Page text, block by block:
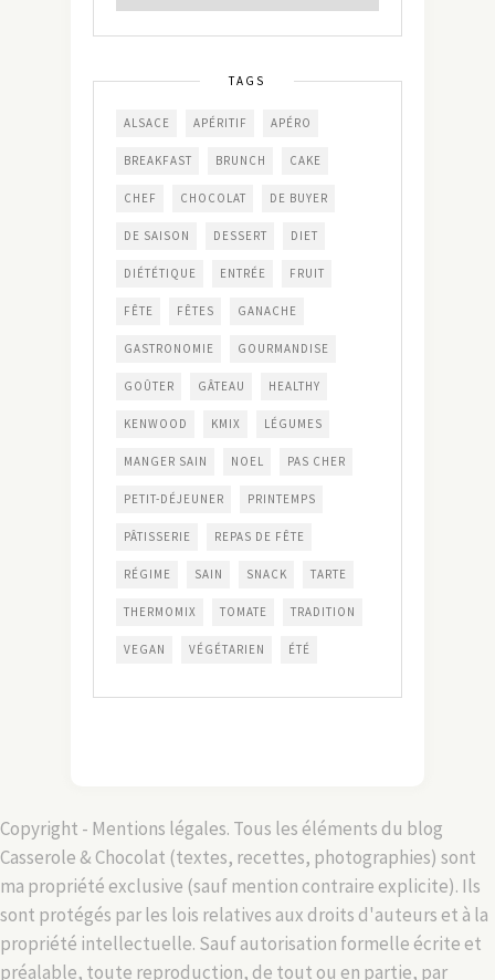
TAGS
ALSACE APÉRITIF APÉRO
BREAKFAST BRUNCH CAKE
CHEF CHOCOLAT DE BUYER
DE SAISON DESSERT DIET
DIÉTÉTIQUE ENTRÉE FRUIT
FÊTE FÊTES GANACHE
GASTRONOMIE GOURMANDISE
GOÛTER GÂTEAU HEALTHY
KENWOOD KMIX LÉGUMES
MANGER SAIN NOEL PAS CHER
PETIT-DÉJEUNER PRINTEMPS
PÂTISSERIE REPAS DE FÊTE
RÉGIME SAIN SNACK TARTE
THERMOMIX TOMATE TRADITION
VEGAN VÉGÉTARIEN ÉTÉ
Copyright - Mentions légales. Tous les éléments du blog
Casserole & Chocolat (textes, recettes, photographies) sont
ma propriété exclusive (sauf mention contraire explicite). Ils
sont protégés par les lois relatives aux droits d'auteurs et à la
propriété intellectuelle. Sauf autorisation formelle écrite et
préalable, toute reproduction, de tout ou en partie, par